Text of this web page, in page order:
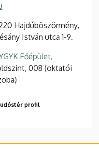
Hajdúböszörmény,
István utca 1-9.
Főépület,
008 (oktatói
profil